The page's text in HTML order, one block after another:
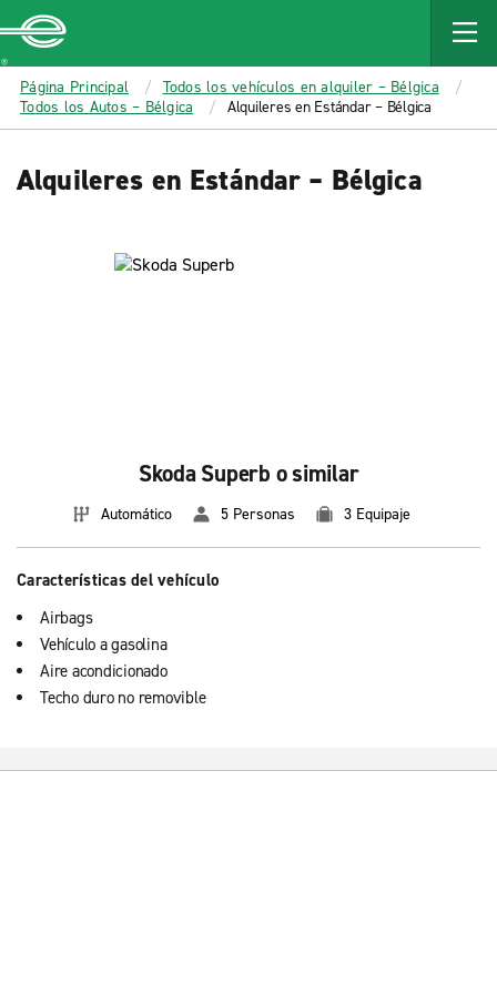
MAIN
CONTENT
Enterprise
Página Principal
Todos los vehículos en alquiler – Bélgica
Todos los Autos – Bélgica
Alquileres en Estándar – Bélgica
Alquileres en Estándar – Bélgica
Skoda Superb o similar
Automático 5 Personas 3 Equipaje
Características del vehículo
Airbags
Vehículo a gasolina
Aire acondicionado
Techo duro no removible